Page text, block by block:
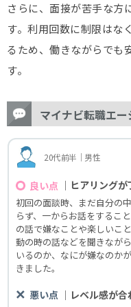
さらに、面接が苦手な方
す。利用回数に制限はな
るため、働きながらでも
す。
マイナビ転職エ
20代前半｜男性
良い点 ｜ヒアリング
初回の面談時、まだ自分の
らず、一からお話をするこ
の話で嫌なことや楽しいこ
動の時の話などを聞きなが
いるのか、なにが嫌なのか
きました。
悪い点 ｜レベル感が